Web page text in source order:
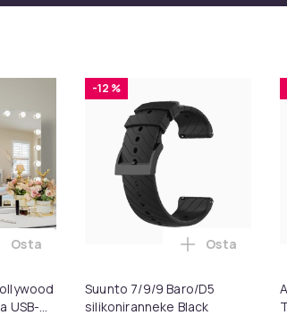
4 tasoa, geometrinen metallirunko, 100
USB-
Lisää FENCHILIIN Suuri Hollywood
Osta
-12 %
Suunto 7/9/9 Baro/D5
silikoniranneke Black
Lisää
Osta